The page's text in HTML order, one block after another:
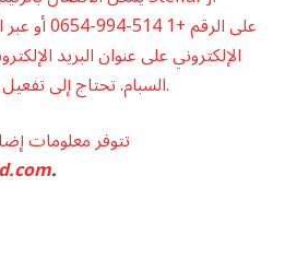
الإلكتروني علىعنوان البريد
السبام. تحتاج إلى تفعيل الجافا سكريبت لمشاهدته.
تتوفر معلومات
.